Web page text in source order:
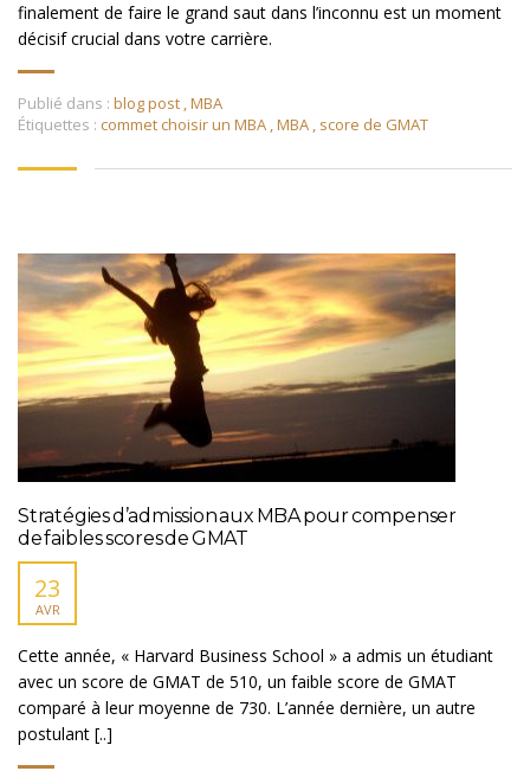
finalement de faire le grand saut dans l’inconnu est un moment
décisif crucial dans votre carrière.
Publié dans : blog post ,MBA
Étiquettes : commet choisir un MBA ,MBA , score de GMAT
Stratégies d’admission aux MBA pour compenser
de faibles scores de GMAT
23
AVR
Cette année, « Harvard Business School » a admis un étudiant
avec un score de GMAT de 510, un faible score de GMAT
comparé à leur moyenne de 730. L’année dernière, un autre
postulant [..]